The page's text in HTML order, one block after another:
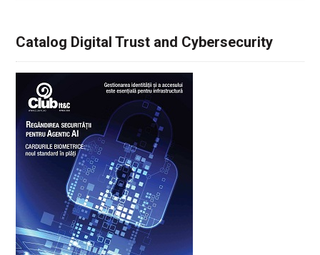
Catalog Digital Trust and Cybersecurity